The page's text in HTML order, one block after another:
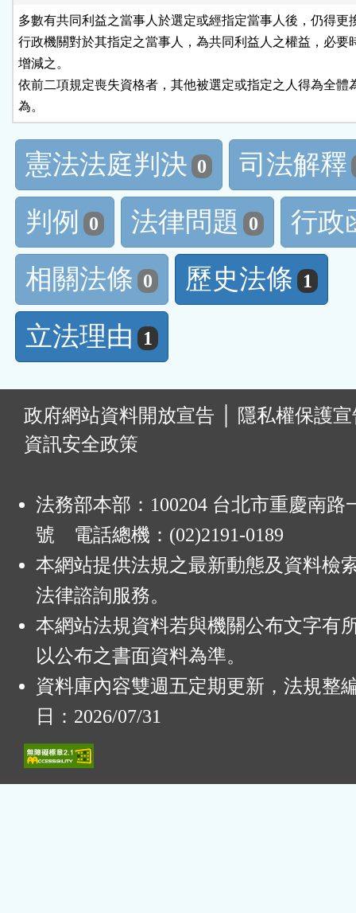
多數有共同利益之當事人於選定或經指定當事人後，仍得更
行政機關對於其指定之當事人，為共同利益人之權益，必要
增減之。
依前二項規定喪失資格者，其他被選定或指定之人得為全體
為。
憲法法庭判決 0
司法解釋
判例
0 法律問題 0
行政
相關法條 0 歷史法條 1
立法理由 1
政府網站資料開放宣告
隱私權保護
資訊安全政策
法務部本部：100204 台北市重慶南路
號 電話總機：(02)2191-0189
本網站提供法規之最新動態及資料檢
法律諮詢服務。
本網站法規資料若與機關公布文字有
以公布之書面資料為準。
資料庫內容雙週五定期更新，法規整
日：2026/07/31